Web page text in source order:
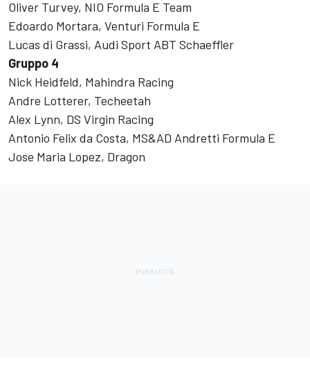
Oliver Turvey, NIO Formula E Team
Edoardo Mortara, Venturi Formula E
Lucas di Grassi, Audi Sport ABT Schaeffler
Gruppo 4
Nick Heidfeld, Mahindra Racing
Andre Lotterer, Techeetah
Alex Lynn, DS Virgin Racing
Antonio Felix da Costa, MS&AD Andretti Formula E
Jose Maria Lopez, Dragon